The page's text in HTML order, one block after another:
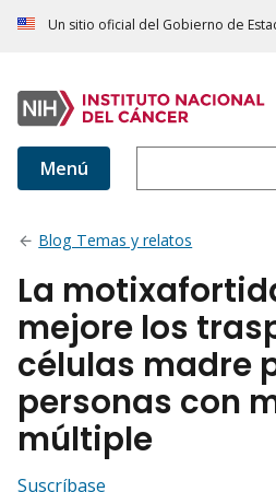
Un sitio oficial del Gobierno de
Menú
Blog Temas y relatos
La
mejore los
células madre
personas con
múltiple
Suscríbase